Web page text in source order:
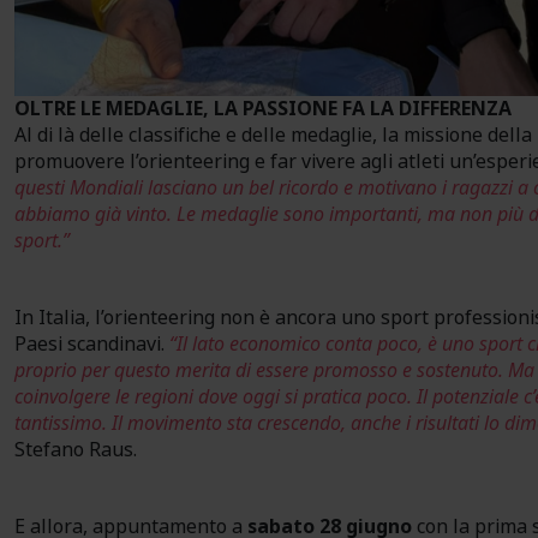
OLTRE LE MEDAGLIE, LA PASSIONE FA LA DIFFERENZA
Al di là delle classifiche e delle medaglie, la missione
promuovere l’orienteering e far vivere agli atleti
questi Mondiali lasciano un bel ricordo e motivano i ragazzi a
abbiamo già vinto. Le medaglie sono importanti, ma non più
sport.”
In Italia, l’orienteering non è ancora uno sport
Paesi scandinavi. “Il lato economico conta poco, è uno sport
proprio per questo merita di essere promosso e sostenuto.
coinvolgere le regioni dove oggi si pratica poco. Il potenziale
tantissimo. Il movimento sta crescendo, anche i risultati lo
Stefano Raus.
E allora, appuntamento a sabato 28 giugno con la prima